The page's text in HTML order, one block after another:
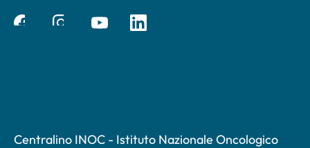
Centralino INOC - Istituto Nazionale Oncologico